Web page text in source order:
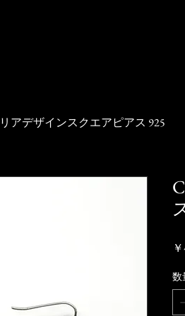
アデザインスクエアピアス 925
数